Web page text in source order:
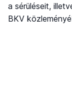
a sérüléseit,
BKV